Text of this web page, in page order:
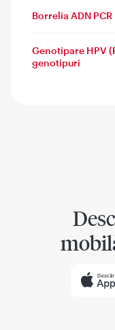
Borrelia ADN
Genotipare HPV
genotipuri